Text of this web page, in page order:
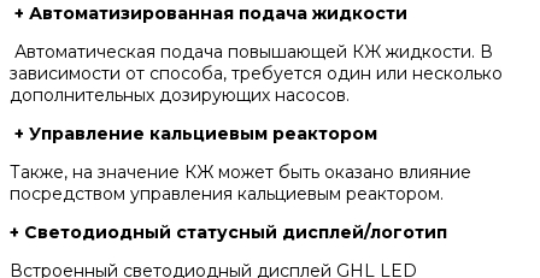
+ Автоматизированная подача жидкости
Автоматическая подача повышающей КЖ жидкости. В
зависимости от способа, требуется один или несколько
дополнительных дозирующих насосов.
+ Управление кальциевым реактором
Также, на значение КЖ может быть оказано влияние
посредством управления кальциевым реактором.
+ Светодиодный статусный дисплей/логотип
Встроенный светодиодный дисплей GHL LED